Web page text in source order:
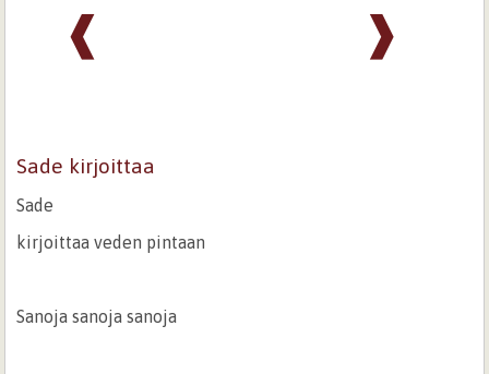
❱
❰
Sade kirjoittaa
Sade
kirjoittaa veden pintaan
Sanoja sanoja sanoja